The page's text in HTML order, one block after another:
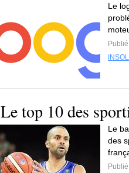
Le
Le top 10 des
Le
des